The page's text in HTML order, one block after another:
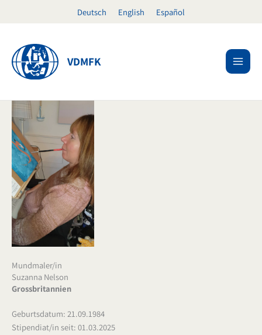
Deutsch English Español
VDMFK
Mundmaler/in
Suzanna Nelson
Grossbritannien
Geburtsdatum: 21.09.1984
Stipendiat/in seit: 01.03.2025